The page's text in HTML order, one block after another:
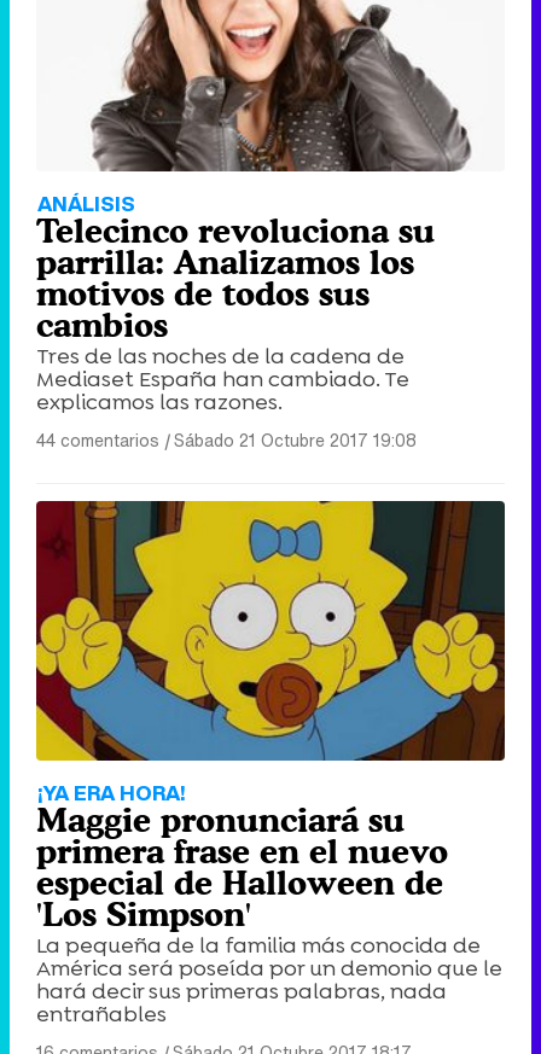
ANÁLISIS
Telecinco revoluciona su
parrilla: Analizamos los
motivos de todos sus
cambios
Tres de las noches de la cadena de
Mediaset España han cambiado. Te
explicamos las razones.
44 comentarios |Sábado 21 Octubre 2017 19:08
¡YA ERA HORA!
Maggie pronunciará su
primera frase en el nuevo
especial de Halloween de
'Los Simpson'
La pequeña de la familia más conocida de
América será poseída por un demonio que le
hará decir sus primeras palabras, nada
entrañables